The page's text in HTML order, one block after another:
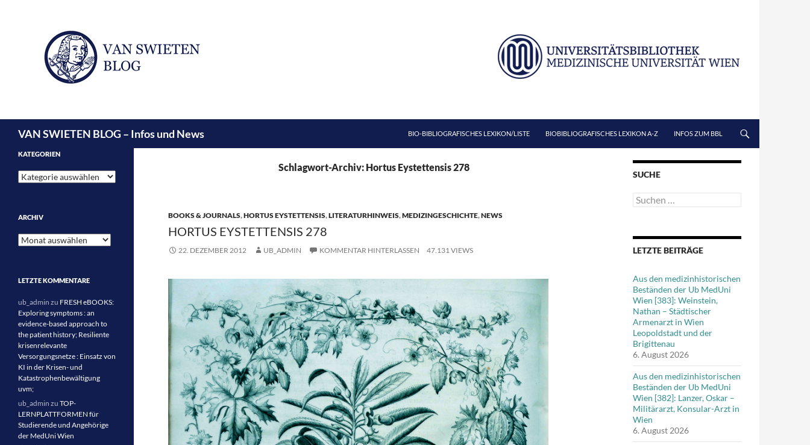
VAN SWIETEN BLOG – Infos und News
BIO-BIBLIOGRAFISCHES LEXIKON/LISTE
BIOBIBLIOGRAFISCHES LEXIKON A-Z INFOS ZUM BBL
Schlagwort-Archiv: Hortus Eystettensis 278
BOOKS & JOURNALS,HORTUS EYSTETTENSIS,LITERATURHINWEIS,MEDIZINGESCHICHTE,NEWS
HORTUS EYSTETTENSIS 278
22. DEZEMBER 2012 UB_ADMIN KOMMENTAR HINTERLASSEN 47.131 VIEWS
SUCHE
Suchen
nach:
LETZTE BEITRÄGE
Aus den medizinhistorischen
Beständen der Ub MedUni
Wien [383]: Weinstein,
Nathan – Städtischer
Armenarzt in Wien
Leopoldstadt und der
Brigittenau
6. August 2026
Aus den medizinhistorischen
Beständen der Ub MedUni
Wien [382]: Lanzer, Oskar –
Militärarzt, Konsular-Arzt in
Wien
6. August 2026
KATEGORIEN
Kategorien
ARCHIV
Archiv
LETZTE KOMMENTARE
ub_admin zu FRESH eBOOKS:
Exploring symptoms : an
evidence-based approach to
the patient history; Resiliente
krisenrelevante
Versorgungsnetze : Einsatz von
KI in der Krisen- und
Katastrophenbewältigung
uvm;
ub_admin zu TOP-
LERNPLATTFORMEN für
Studierende und Angehörige
der MedUni Wien